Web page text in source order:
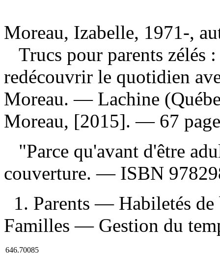
Moreau, Izabelle, 1971-,
Trucs pour parents zélés
redécouvrir le quotidien
Moreau. — Lachine
Moreau, [2015]. — 67
"Parce qu'avant d'être
couverture. — ISBN
1. Parents — Habiletés
Familles — Gestion du
646.70085